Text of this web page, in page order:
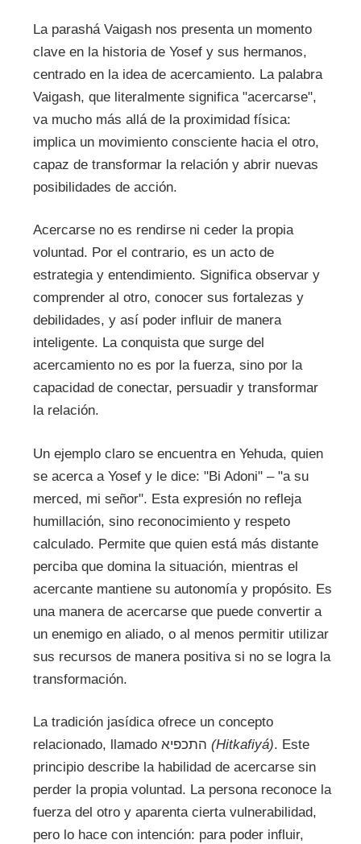
La parashá Vaigash nos presenta un momento
clave en la historia de Yosef y sus hermanos,
centrado en la idea de acercamiento. La palabra
Vaigash, que literalmente significa "acercarse",
va mucho más allá de la proximidad física:
implica un movimiento consciente hacia el otro,
capaz de transformar la relación y abrir nuevas
posibilidades de acción.
Acercarse no es rendirse ni ceder la propia
voluntad. Por el contrario, es un acto de
estrategia y entendimiento. Significa observar y
comprender al otro, conocer sus fortalezas y
debilidades, y así poder influir de manera
inteligente. La conquista que surge del
acercamiento no es por la fuerza, sino por la
capacidad de conectar, persuadir y transformar
la relación.
Un ejemplo claro se encuentra en Yehuda, quien
se acerca a Yosef y le dice: "Bi Adoni" – "a su
merced, mi señor". Esta expresión no refleja
humillación, sino reconocimiento y respeto
calculado. Permite que quien está más distante
perciba que domina la situación, mientras el
acercante mantiene su autonomía y propósito. Es
una manera de acercarse que puede convertir a
un enemigo en aliado, o al menos permitir utilizar
sus recursos de manera positiva si no se logra la
transformación.
La tradición jasídica ofrece un concepto
(Hitkafiyá). Este
principio describe la habilidad de acercarse sin
perder la propia voluntad. La persona reconoce la
fuerza del otro y aparenta cierta vulnerabilidad,
pero lo hace con intención: para poder influir,